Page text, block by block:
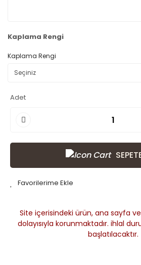
Kaplama Rengi
Kaplama Rengi
Adet
Site içerisindeki ürün, ana sayfa
dolayısıyla korunmaktadır. ihlal
başlatılacaktır.